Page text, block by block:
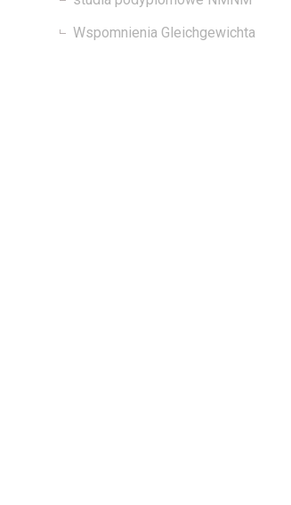
Wspomnienia Gleichgewichta